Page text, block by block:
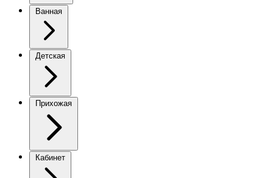
Ванная
Детская
Прихожая
Кабинет